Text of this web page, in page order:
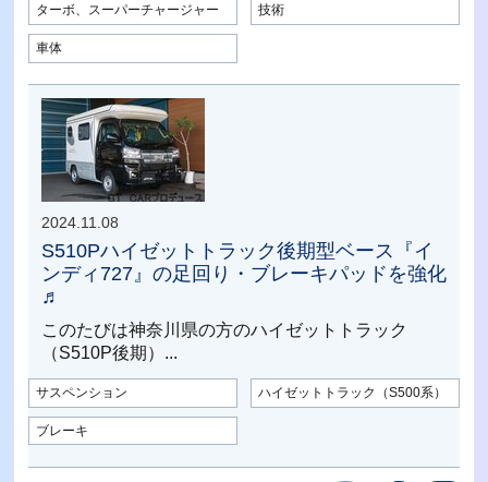
ターボ、スーパーチャージャー 技術
車体
2024.11.08
S510Pハイゼットトラック後期型ベース『イ
ンディ727』の足回り・ブレーキパッドを強化
♬
このたびは神奈川県の方のハイゼットトラック
（S510P後期）...
サスペンション ハイゼットトラック（S500系）
ブレーキ